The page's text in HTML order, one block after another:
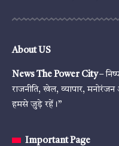
About US
News The Power City–
राजनीति, खेल, व्यापार,
हमसे जुड़े रहें।”
Important Page